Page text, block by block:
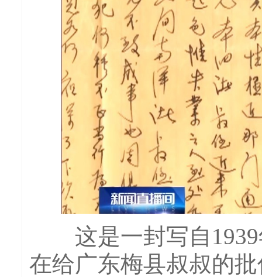
这是一封写自1939
在给广东梅县叔叔的